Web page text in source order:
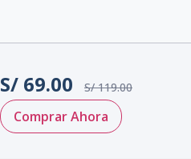
S/ 69.00 S/119.00
Comprar Ahora